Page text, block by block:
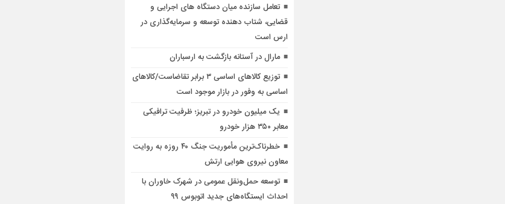
تعامل سازنده میان دستگاه‌ های اجرایی و
قضایی، شتاب‌ دهنده توسعه و سرمایه‌گذاری در
ارس است
مارال در آستانه بازگشت به ارسباران
توزیع کالاهای اساسی ۳ برابر تقاضاست/کالاهای
اساسی به وفور در بازار موجود است
یک میلیون خودرو در تبریز؛ ظرفیت ترافیکی
معابر ۳۵۰ هزار خودرو
خطرناک‌ترین مأموریت جنگ ۴۰ روزه به روایت
معاون نیروی هوایی ارتش
توسعه حمل‌ونقل عمومی در شهرک خاوران با
احداث ایستگاه‌های جدید اتوبوس ۹۹